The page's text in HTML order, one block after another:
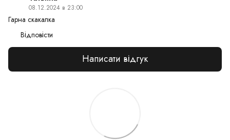
08.12.2024 в 23:00
Гарна скакалка
Відповісти
Написати відгук